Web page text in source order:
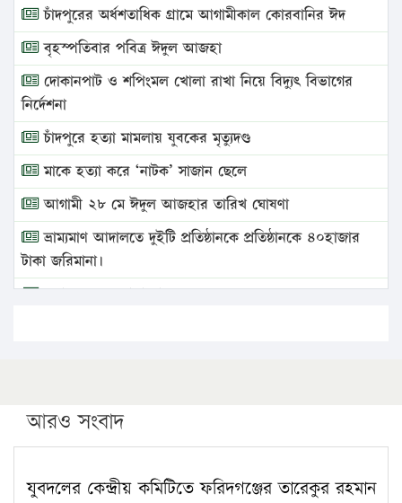
চাঁদপুরের অর্ধশতাধিক গ্রামে আগামীকাল কোরবানির ঈদ
বৃহস্পতিবার পবিত্র ঈদুল আজহা
দোকানপাট ও শপিংমল খোলা রাখা নিয়ে বিদ্যুৎ বিভাগের
নির্দেশনা
চাঁদপুরে হত্যা মামলায় যুবকের মৃত্যুদণ্ড
মাকে হত্যা করে ‘নাটক’ সাজান ছেলে
আগামী ২৮ মে ঈদুল আজহার তারিখ ঘোষণা
ভ্রাম্যমাণ আদালতে দুইটি প্রতিষ্ঠানকে প্রতিষ্ঠানকে ৪০হাজার
টাকা জরিমানা।
এবার লঞ্চের ভাড়া বাড়ল
পিএইচডি করছেন কুয়েটের কৃতি…
সারা দেশে বজ্রাঘাতে ১৪ জনের প্রাণহানি
কঠোর হচ্ছে এসএসসি ও এইচএসসি পরীক্ষা
আরও সংবাদ
যুবদলের কেন্দ্রীয় কমিটিতে ফরিদগঞ্জের তারেকুর রহমান